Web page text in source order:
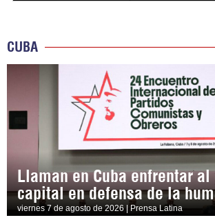
CUBA
Llaman en Cuba enfrentar al
capital en defensa de la
viernes 7 de agosto de 2026 | Prensa Latina